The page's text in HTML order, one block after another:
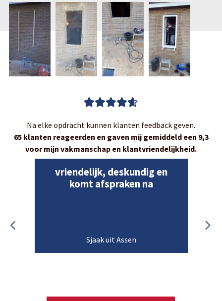
Na elke opdracht kunnen klanten feedback geven.
65 klanten reageerden en gaven mij gemiddeld een 9,3
voor mijn vakmanschap en klantvriendelijkheid.
vriendelijk, deskundig en
komt afspraken na
Sjaak uit Assen